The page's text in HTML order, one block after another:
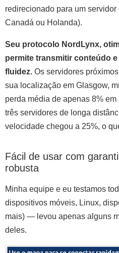
redirecionado para um
Canadá ou Holanda).
Seu protocolo NordLynx,
permite transmitir conteúdo
fluidez. Os servidores
sua localização em Glasgow,
perda média de apenas 8%
três servidores de longa
velocidade chegou a 25%, o
Fácil de usar com
robusta
Minha equipe e eu testamos
dispositivos móveis, Linux,
mais) — levou apenas alguns
deles.